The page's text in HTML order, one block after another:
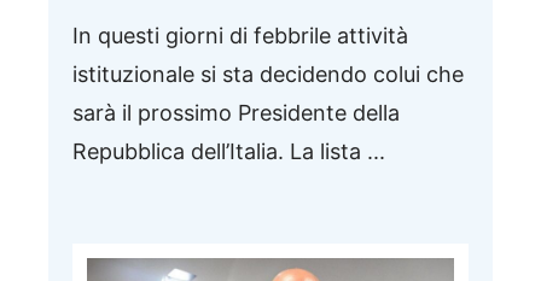
In questi giorni di febbrile attività
istituzionale si sta decidendo colui che
sarà il prossimo Presidente della
Repubblica dell’Italia. La lista ...